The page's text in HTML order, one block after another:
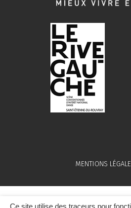
Ce site utilise des traceurs pour
MENTIONS